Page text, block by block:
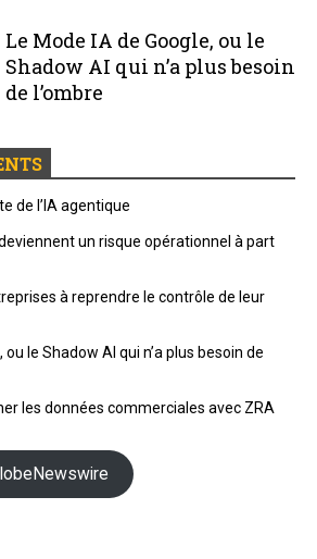
Le Mode IA de Google, ou le
Shadow AI qui n’a plus besoin
de l’ombre
de l’IA agentique
un risque opérationnel à part
à reprendre le contrôle de leur
ou le Shadow AI qui n’a plus besoin de
les données commerciales avec ZRA